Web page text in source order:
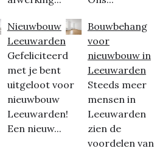
Nieuwbouw
Leeuwarden
Gefeliciteerd
met je bent
uitgeloot voor
nieuwbouw
Leeuwarden!
Een nieuw...
Bouwbehang
voor
nieuwbouw in
Leeuwarden
Steeds meer
mensen in
Leeuwarden
zien de
voordelen van